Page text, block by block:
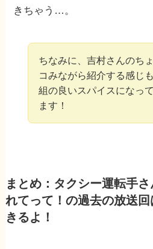
きちゃう…。
ちなみに、吉村さんのち
コみながら紹介する感じ
組の良いスパイスになっ
ます！
まとめ：タクシー運転手
れてって！の過去の放送
きるよ！